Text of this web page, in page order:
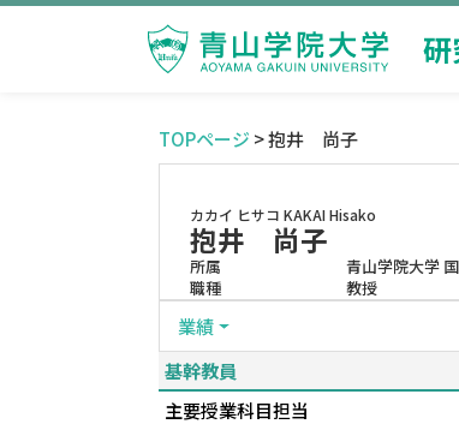
TOPページ > 抱井 尚子
カカイ ヒサコ KAKAI Hisako
抱井 尚子
所属
青山学院大学
職種
教授
業績
基幹教員
主要授業科目担当